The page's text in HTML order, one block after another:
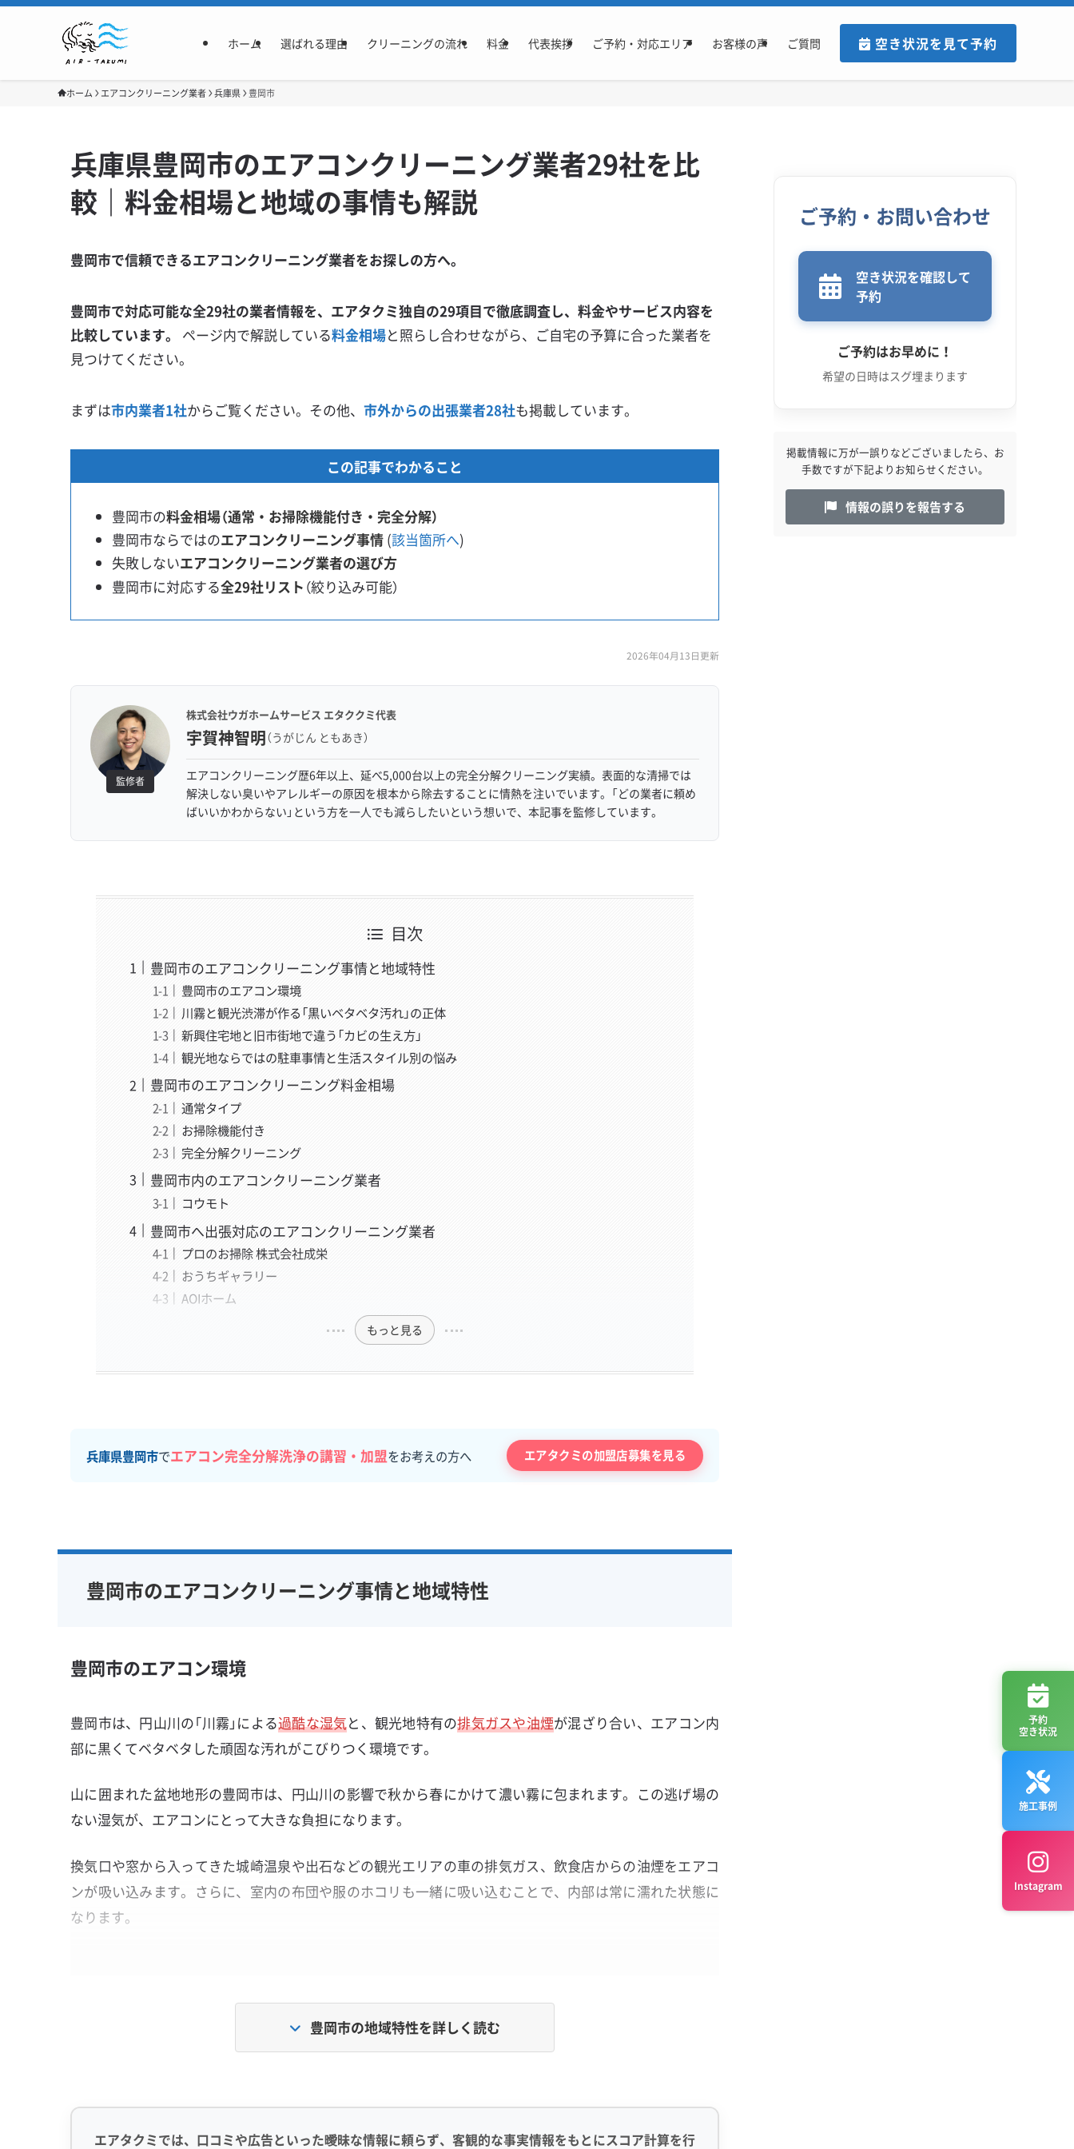
ホーム 選ばれる理由 クリーニングの流れ 料金 代表挨拶 ご予約・対応エリア お客様の声 ご質問 空き状況を見て予約
ホーム エアコンクリーニング業者 兵庫県 豊岡市
兵庫県豊岡市のエアコンクリーニング業者29社を比
較｜料金相場と地域の事情も解説
豊岡市で信頼できるエアコンクリーニング業者をお探しの方へ。
豊岡市で対応可能な全29社の業者情報を、エアタクミ独自の29項目で徹底調査し、料金やサービス内容を
比較しています。
ページ内で解説している料金相場と照らし合わせながら、ご自宅の予算に合った業者を
見つけてください。
まずは市内業者1社からご覧ください。その他、 市外からの出張業者28社も掲載しています。
この記事でわかること
豊岡市の料金相場（通常・お掃除機能付き・完全分解）
豊岡市ならではのエアコンクリーニング事情 (該当箇所へ)
失敗しないエアコンクリーニング業者の選び方
豊岡市に対応する全29社リスト （絞り込み可能）
2026年04月13日更新
監修者
株式会社ウガホームサービス エタククミ代表
宇賀神智明（うがじん ともあき）
エアコンクリーニング歴6年以上、延べ5,000台以上の完全分解クリーニング実績。表面的な清掃では
解決しない臭いやアレルギーの原因を根本から除去することに情熱を注いでいます。「どの業者に頼め
ばいいかわからない」という方を一人でも減らしたいという想いで、本記事を監修しています。
目次
豊岡市のエアコンクリーニング事情と地域特性
豊岡市のエアコン環境
川霧と観光渋滞が作る「黒いベタベタ汚れ」の正体
新興住宅地と旧市街地で違う「カビの生え方」
観光地ならではの駐車事情と生活スタイル別の悩み
豊岡市のエアコンクリーニング料金相場
通常タイプ
お掃除機能付き
完全分解クリーニング
豊岡市内のエアコンクリーニング業者
コウモト
豊岡市へ出張対応のエアコンクリーニング業者
プロのお掃除 株式会社成栄
おうちギャラリー
AOIホーム
もっと見る
兵庫県豊岡市でエアコン完全分解洗浄の講習・加盟をお考えの方へ エアタクミの加盟店募集を見る
豊岡市のエアコンクリーニング事情と地域特性
豊岡市のエアコン環境
豊岡市は、円山川の「川霧」による過酷な湿気と、観光地特有の排気ガスや油煙が混ざり合い、エアコン内
部に黒くてベタベタした頑固な汚れがこびりつく環境です。
山に囲まれた盆地地形の豊岡市は、円山川の影響で秋から春にかけて濃い霧に包まれます。この逃げ場の
ない湿気が、エアコンにとって大きな負担になります。
換気口や窓から入ってきた城崎温泉や出石などの観光エリアの車の排気ガス、飲食店からの油煙をエアコ
ンが吸い込みます。さらに、室内の布団や服のホコリも一緒に吸い込むことで、内部は常に濡れた状態に
なります。
川霧と観光渋滞が作る「黒いベタベタ汚れ」の正体
豊岡市の地域特性を詳しく読む
エアタクミでは、口コミや広告といった曖昧な情報に頼らず、客観的な事実情報をもとにスコア計算を行
ご予約・お問い合わせ
空き状況を確認して
予約
ご予約はお早めに！
希望の日時はスグ埋まります
掲載情報に万が一誤りなどございましたら、お
手数ですが下記よりお知らせください。
情報の誤りを報告する
予約
空き状況
施工事例
Instagram